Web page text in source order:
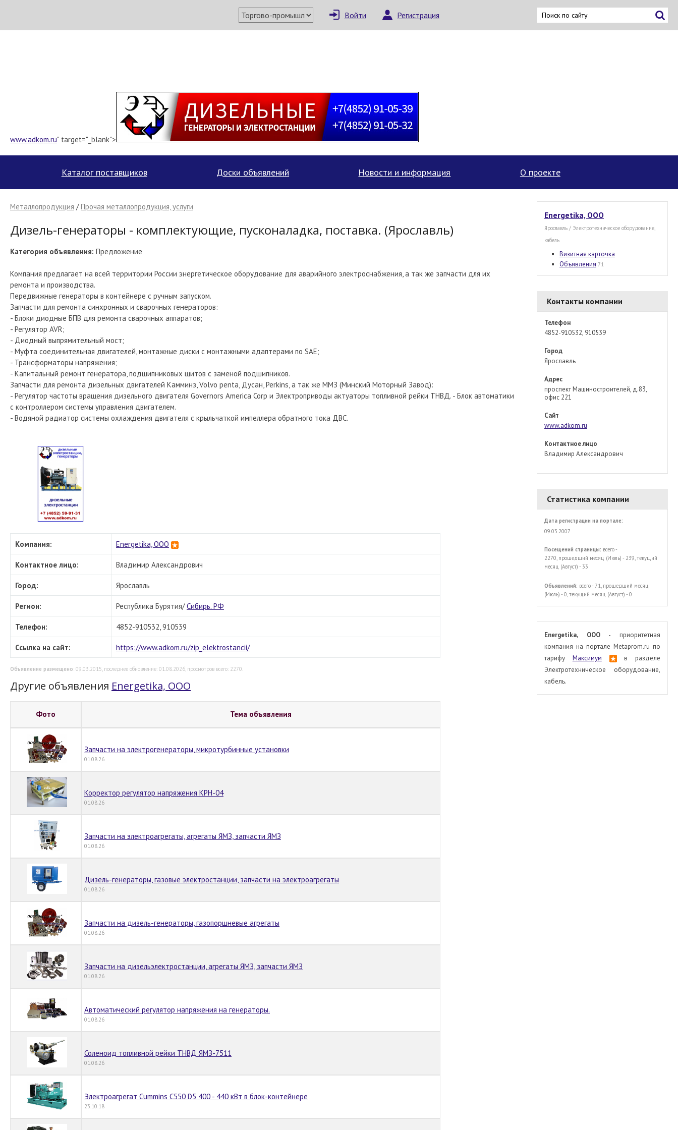
Войти Регистрация
www.adkom.ru" target="_blank">
Каталог поставщиков Доски объявлений Новости и информация О проекте
Металлопродукция /Прочая металлопродукция, услуги
Дизель-генераторы - комплектующие, пусконаладка, поставка. (Ярославль)
Категория объявления: Предложение
Компания предлагает на всей территории России энергетическое оборудование для аварийного электроснабжения, а так же запчасти для их
ремонта и производства.
Передвижные генераторы в контейнере с ручным запуском.
Запчасти для ремонта синхронных и сварочных генераторов:
- Блоки диодные БПВ для ремонта сварочных аппаратов;
- Регулятор AVR;
- Диодный выпрямительный мост;
- Муфта соединительная двигателей, монтажные диски с монтажными адаптерами по SAE;
- Трансформаторы напряжения;
- Капитальный ремонт генератора, подшипниковых щитов с заменой подшипников.
Запчасти для ремонта дизельных двигателей Камминз, Volvo penta, Дусан, Perkins, а так же ММЗ (Минский Моторный Завод):
- Регулятор частоты вращения дизельного двигателя Governors America Corp и Электроприводы актуаторы топливной рейки ТНВД. - Блок автоматики
с контроллером системы управления двигателем.
- Водяной радиатор системы охлаждения двигателя с крыльчаткой импеллера обратного тока ДВС.
× Написать поставщику
Компания: Energetika, OOO
Контактное лицо: Владимир Александрович
Город: Ярославль
Регион: Республика Бурятия/Сибирь. РФ
Телефон: 4852-910532, 910539
Ссылка на сайт: https://www.adkom.ru/zip_elektrostancii/
Объявление размещено: 09.03.2015, последнее обновление: 01.08.2026, просмотров всего: 2270.
Другие объявления Energetika, OOO
Фото Тема объявления
Запчасти на электрогенераторы, микротурбинные установки
01.08.26
Корректор регулятор напряжения КРН-04
01.08.26
Запчасти на электроагрегаты, агрегаты ЯМЗ, запчасти ЯМЗ
01.08.26
Дизель-генераторы, газовые электростанции, запчасти на электроагрегаты
01.08.26
Запчасти на дизель-генераторы, газопоршневые агрегаты
01.08.26
Запчасти на дизельэлектростанции, агрегаты ЯМЗ, запчасти ЯМЗ
01.08.26
Автоматический регулятор напряжения на генераторы.
01.08.26
Соленоид топливной рейки ТНВД ЯМЗ-7511
01.08.26
Электроагрегат Cummins C550 D5 400 - 440 кВт в блок-контейнере
23.10.18
Energetika, OOO
Ярославль / Электротехническое оборудование,
кабель
Визитная карточка
Объявления 71
Контакты компании
Телефон
4852-910532, 910539
Город
Ярославль
Адрес
проспект Машиностроителей, д.83,
офис 221
Сайт
www.adkom.ru
Контактное лицо
Владимир Александрович
Статистика компании
Дата регистрации на портале:
09.03.2007
Посещений страницы: всего -
2270, прошедший месяц (Июль) - 239, текущий
месяц (Август) - 33
Объявлений: всего - 71, прошедший месяц
(Июль) - 0, текущий месяц (Август) - 0
Energetika, OOO- приоритетная
компания на портале Metaprom.ru по
тарифу Максимум
в разделе
Электротехническое оборудование,
кабель.